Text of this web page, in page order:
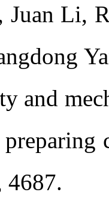
Juan Li,
and
4687.